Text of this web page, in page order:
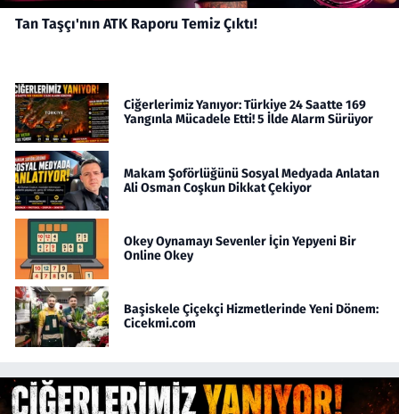
Tan Taşçı'nın ATK Raporu Temiz Çıktı!
Ciğerlerimiz Yanıyor: Türkiye 24 Saatte 169
Yangınla Mücadele Etti! 5 İlde Alarm Sürüyor
Makam Şoförlüğünü Sosyal Medyada Anlatan
Ali Osman Coşkun Dikkat Çekiyor
Okey Oynamayı Sevenler İçin Yepyeni Bir
Online Okey
Başiskele Çiçekçi Hizmetlerinde Yeni Dönem:
Cicekmi.com